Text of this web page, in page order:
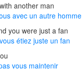
another man
avec un autre homme
you were just a fan
étiez juste un fan
vous maintenir